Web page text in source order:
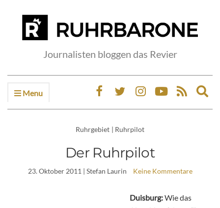
Journalisten bloggen das Revier
Menu
Ruhrgebiet | Ruhrpilot
Der Ruhrpilot
23. Oktober 2011 | Stefan Laurin Keine Kommentare
Duisburg:Wie das